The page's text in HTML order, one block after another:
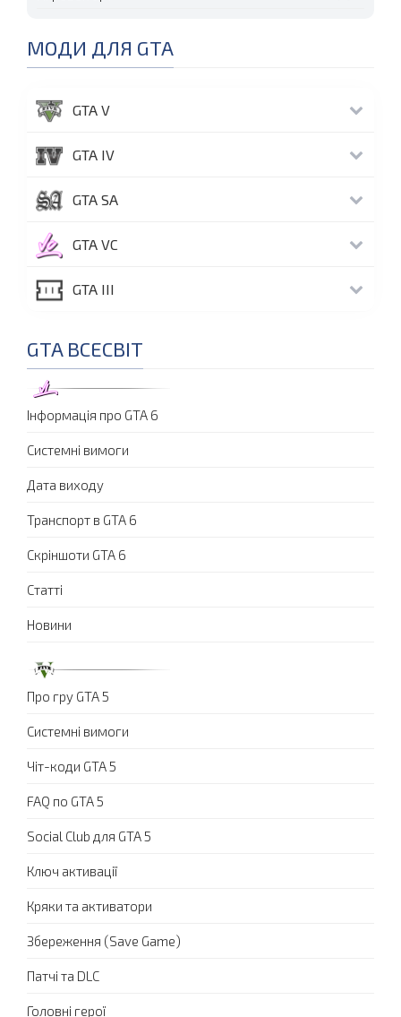
МОДИ ДЛЯ GTA
GTA V
GTA IV
GTA SA
GTA VC
GTA III
GTA ВСЕСВІТ
Інформація про GTA 6
Системні вимоги
Дата виходу
Транспорт в GTA 6
Скріншоти GTA 6
Статті
Новини
Про гру GTA 5
Системні вимоги
Чіт-коди GTA 5
FAQ по GTA 5
Social Club для GTA 5
Ключ активації
Кряки та активатори
Збереження (Save Game)
Патчі та DLC
Головні герої